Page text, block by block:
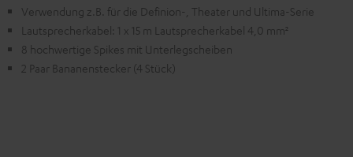
Verwendung z.B. für die Definion-, Theater und Ultima-Serie
Lautsprecherkabel: 1 x 15 m Lautsprecherkabel 4,0 mm²
8 hochwertige Spikes mit Unterlegscheiben
2 Paar Bananenstecker (4 Stück)